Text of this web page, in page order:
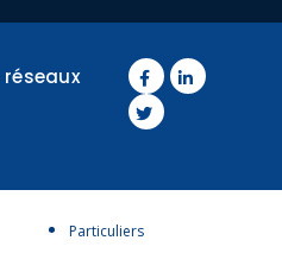
MenuParticuliers